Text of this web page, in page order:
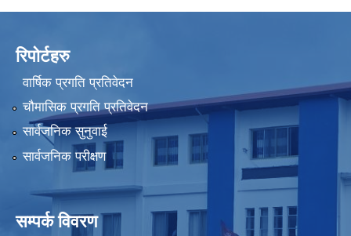
रिपोर्टहरु
वार्षिक प्रगति प्रतिवेदन
चौमासिक प्रगति प्रतिवेदन
सार्वजनिक सुनुवाई
सार्वजनिक परीक्षण
सम्पर्क विवरण